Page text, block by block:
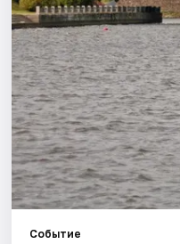
Артисты
Рейтинги
Событие